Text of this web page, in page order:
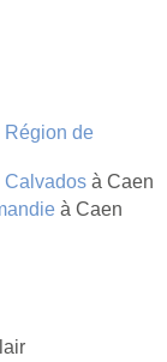
Région de
Calvados à Caen
à Caen